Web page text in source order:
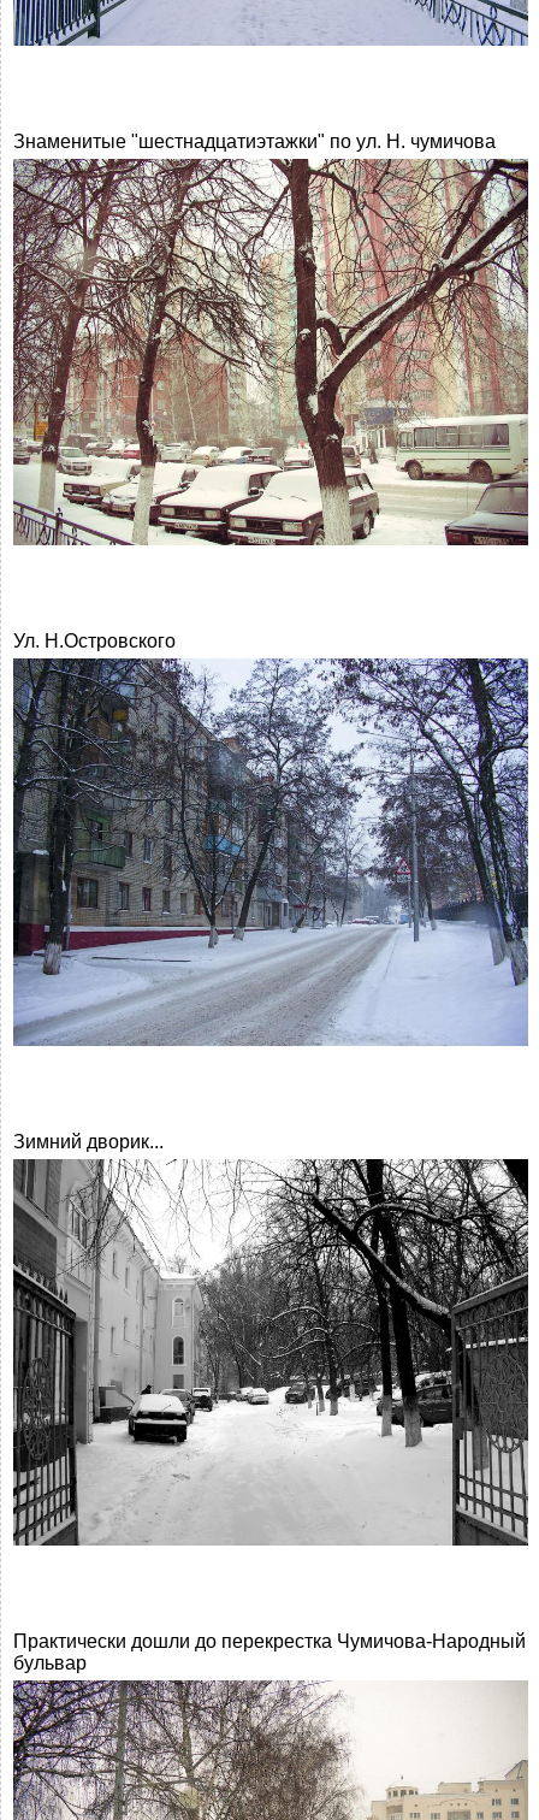
Знаменитые "шестнадцатиэтажки" по ул. Н. чумичова
Ул. Н.Островского
Зимний дворик...
Практически дошли до перекрестка Чумичова-Народный
бульвар